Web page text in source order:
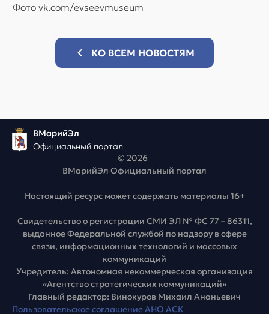
Фото vk.com/evseevmuseum
КО ВСЕМ НОВОСТЯМ
ВМарийЭл
Официальный портал
© 2026
ВМарийЭл Официальный портал
Настоящий ресурс может содержать материалы 16+
Свидетельство о регистрации СМИ ЭЛ № ФС 77 – 86311,
выданное Федеральной службой по надзору в сфере
связи, информационных технологий и массовых
коммуникаций
Учредитель: Автономная некоммерческая организация
«Агентство стратегических коммуникаций»
Главный редактор: Винокуров Михаил Ананьевич
Пользовательское соглашение АНО АСК